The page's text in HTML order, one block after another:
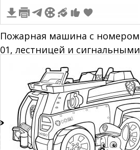
Пожарная машина с номером
01, лестницей и сигнальными